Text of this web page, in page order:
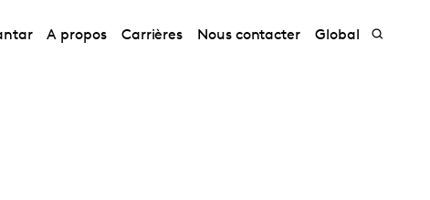
A propos Carrières Nous contacter Global